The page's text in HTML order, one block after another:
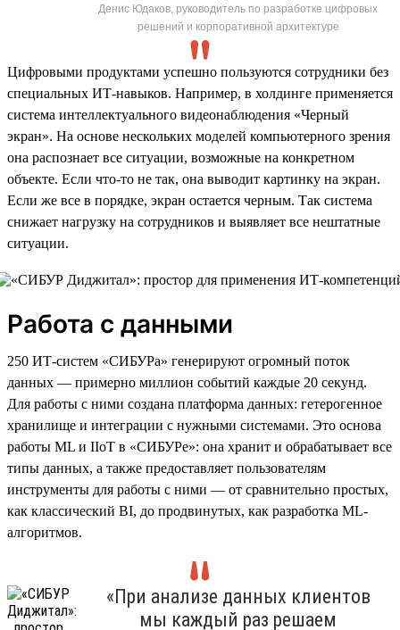
Денис Юдаков, руководитель по разработке цифровых
решений и корпоративной архитектуре
Цифровыми продуктами успешно пользуются сотрудники без
специальных ИТ-навыков. Например, в холдинге применяется
система интеллектуального видеонаблюдения «Черный
экран». На основе нескольких моделей компьютерного зрения
она распознает все ситуации, возможные на конкретном
объекте. Если что-то не так, она выводит картинку на экран.
Если же все в порядке, экран остается черным. Так система
снижает нагрузку на сотрудников и выявляет все нештатные
ситуации.
Работа с данными
250 ИТ-систем «СИБУРа» генерируют огромный поток
данных — примерно миллион событий каждые 20 секунд.
Для работы с ними создана платформа данных: гетерогенное
хранилище и интеграции с нужными системами. Это основа
работы ML и IIoT в «СИБУРе»: она хранит и обрабатывает все
типы данных, а также предоставляет пользователям
инструменты для работы с ними — от сравнительно простых,
как классический BI, до продвинутых, как разработка ML-
алгоритмов.
«При анализе данных клиентов
мы каждый раз решаем